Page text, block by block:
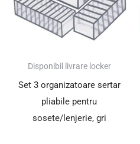
SUPER PREȚ!
Disponibil livrare locker
Set 3 organizatoare sertar
pliabile pentru
sosete/lenjerie, gri